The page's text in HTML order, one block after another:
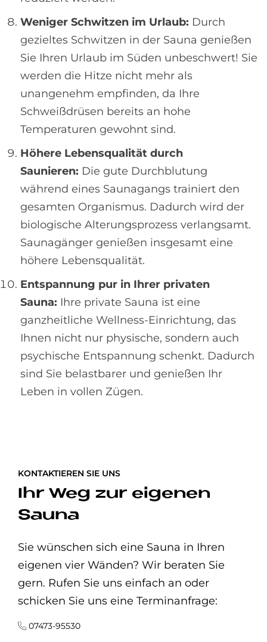
Weniger Schwitzen im Urlaub: Durch
gezieltes Schwitzen in der Sauna genießen
Sie Ihren Urlaub im Süden unbeschwert! Sie
werden die Hitze nicht mehr als
unangenehm empfinden, da Ihre
Schweißdrüsen bereits an hohe
Temperaturen gewohnt sind.
Höhere Lebensqualität durch
Saunieren: Die gute Durchblutung
während eines Saunagangs trainiert den
gesamten Organismus. Dadurch wird der
biologische Alterungsprozess verlangsamt.
Saunagänger genießen insgesamt eine
höhere Lebensqualität.
Entspannung pur in Ihrer privaten
Sauna: Ihre private Sauna ist eine
ganzheitliche Wellness-Einrichtung, das
Ihnen nicht nur physische, sondern auch
psychische Entspannung schenkt. Dadurch
sind Sie belastbarer und genießen Ihr
Leben in vollen Zügen.
KONTAKTIEREN SIE UNS
Ihr Weg zur eigenen
Sauna
Sie wünschen sich eine Sauna in Ihren
eigenen vier Wänden? Wir beraten Sie
gern. Rufen Sie uns einfach an oder
schicken Sie uns eine Terminanfrage:
07473-95530